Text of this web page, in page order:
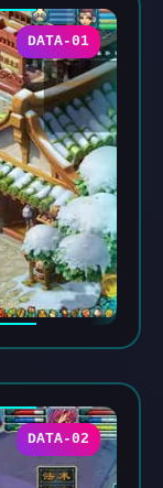
DATA-01
DATA-02